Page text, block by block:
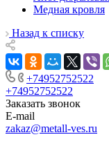
Медная кровля
Назад к списку
+74952752522
+74952752522
Заказать звонок
E-mail
zakaz@metall-ves.ru